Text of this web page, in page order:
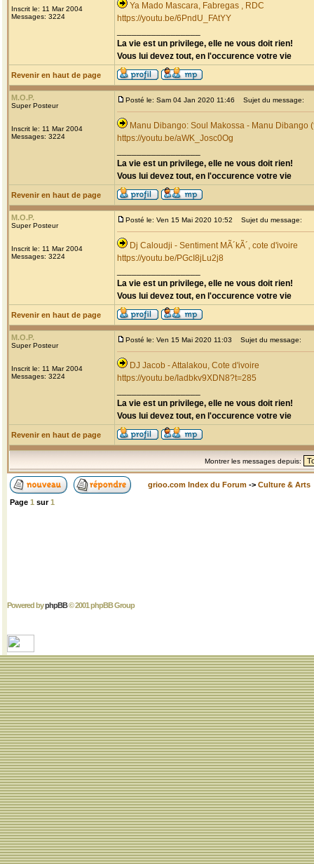
Inscrit le: 11 Mar 2004
Messages: 3224
Ya Mado Mascara, Fabregas , RDC
https://youtu.be/6PndU_FAtYY
La vie est un privilege, elle ne vous doit rien!
Vous lui devez tout, en l'occurence votre vie
Revenir en haut de page
M.O.P.
Super Posteur
Inscrit le: 11 Mar 2004
Messages: 3224
Posté le: Sam 04 Jan 2020 11:46 Sujet du message:
Manu Dibango: Soul Makossa - Manu Dibango
https://youtu.be/aWK_Josc0Og
La vie est un privilege, elle ne vous doit rien!
Vous lui devez tout, en l'occurence votre vie
Revenir en haut de page
M.O.P.
Super Posteur
Inscrit le: 11 Mar 2004
Messages: 3224
Posté le: Ven 15 Mai 2020 10:52 Sujet du message:
Dj Caloudji - Sentiment MÃ´kÃ´, cote d'ivoire
https://youtu.be/PGcI8jLu2j8
La vie est un privilege, elle ne vous doit rien!
Vous lui devez tout, en l'occurence votre vie
Revenir en haut de page
M.O.P.
Super Posteur
Inscrit le: 11 Mar 2004
Messages: 3224
Posté le: Ven 15 Mai 2020 11:03 Sujet du message:
DJ Jacob - Attalakou, Cote d'ivoire
https://youtu.be/Iadbkv9XDN8?t=285
La vie est un privilege, elle ne vous doit rien!
Vous lui devez tout, en l'occurence votre vie
Revenir en haut de page
Montrer les messages depuis:
grioo.com Index du Forum -> Culture & Arts
Page 1 sur1
Powered byphpBB© 2001 phpBB Group